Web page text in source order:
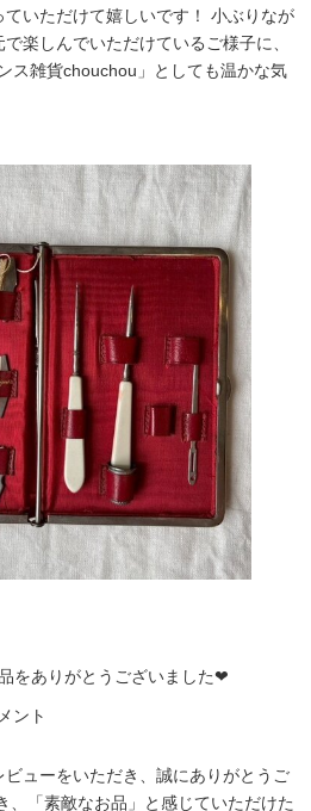
いただけて嬉しいです！ 小ぶりなが
楽しんでいただけているご様子に、
ス雑貨chouchou」としても温かな気
をありがとうございました❤
ント
ューをいただき、誠にありがとうご
「素敵なお品」と感じていただけた